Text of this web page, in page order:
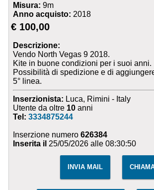
Misura: 9m
Anno acquisto: 2018
€ 100,00
Descrizione:
Vendo North Vegas 9 2018.
Kite in buone condizioni per i suoi anni.
Possibilità di spedizione e di
5° linea.
Inserzionista: Luca, Rimini - Italy
Utente da oltre 10 anni
Tel:3334875244
Inserzione numero626384
Inserita il 25/05/2026 alle 08:30:50
INVIA MAIL